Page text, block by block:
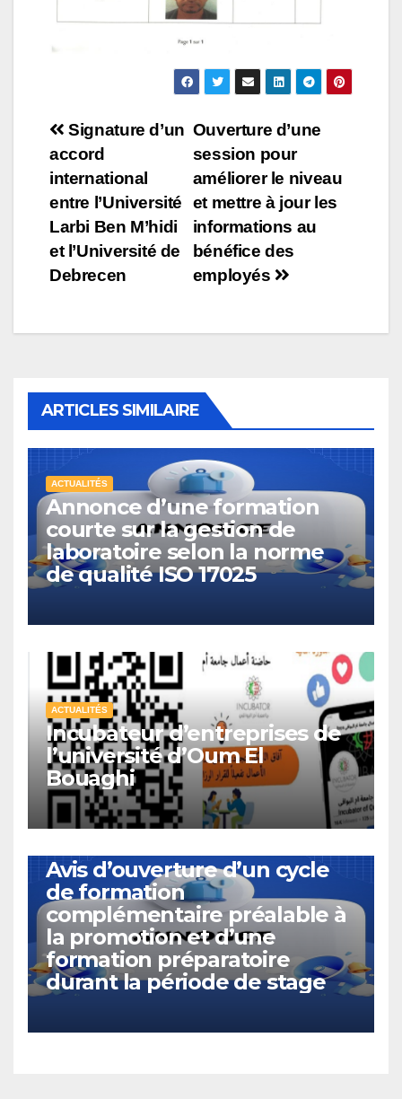
Navigation
de
l’article
Ouverture d’une
session pour
améliorer le niveau
et mettre à jour les
informations au
bénéfice des
employés
Signature d’un
accord
international
entre l’Université
Larbi Ben M’hidi
et l’Université de
Debrecen
ARTICLES SIMILAIRE
ACTUALITÉS
Annonce d’une formation
courte sur la gestion de
laboratoire selon la norme
de qualité ISO 17025
ACTUALITÉS
Incubateur d’entreprises de
l’université d’Oum El
Bouaghi
Avis d’ouverture d’un cycle
de formation
complémentaire préalable à
la promotion et d’une
formation préparatoire
durant la période de stage